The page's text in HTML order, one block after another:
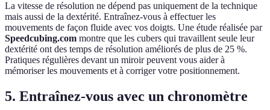
La vitesse de résolution ne dépend pas uniquement de la technique
mais aussi de la dextérité. Entraînez-vous à effectuer les
mouvements de façon fluide avec vos doigts. Une étude réalisée par
Speedcubing.com montre que les cubers qui travaillent seule leur
dextérité ont des temps de résolution améliorés de plus de 25 %.
Pratiques régulières devant un miroir peuvent vous aider à
mémoriser les mouvements et à corriger votre positionnement.
5. Entraînez-vous avec un chronomètre